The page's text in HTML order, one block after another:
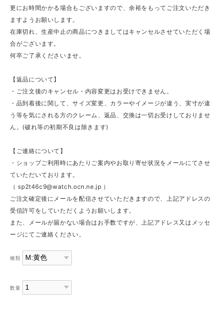
更にお時間かかる場合もございますので、余裕をもってご注文いただき
ますようお願いします。
在庫切れ、生産中止の商品につきましてはキャンセルさせていただく場
合がございます。
何卒ご了承くださいませ。
【返品について】
・ご注文後のキャンセル・内容変更はお受けできません。
・品到着後に関して、サイズ変更、カラーやイメージが違う、実寸が違
う等を気にされる方のクレーム、返品、交換は一切お受けしておりませ
ん。(破れ等の初期不良は除きます)
【ご連絡について】
・ショップご利用時にあたりご案内やお取り寄せ状況をメールにてさせ
ていただいております。
（sp2t46c9@watch.ocn.ne.jp ）
ご注文確定後にメールを配信させていただきますので、上記アドレスの
受信許可をしていただくようお願いします。
また、メールが届かない場合はお手数ですが、上記アドレス又はメッセ
ージにてご連絡ください。
種類
数量